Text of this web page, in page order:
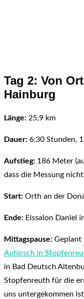
Tag 2: Von
Hainburg
Länge: 25,9 km
Dauer: 6:30 Stunden,
Aufstieg: 186 Meter
dass die Messung
Start: Orth an der
Ende: Eissalon Daniel
Mittagspause: Geplant
Auhirsch in
in Bad Deutsch
Stopfenreuth für die
uns untergekommen